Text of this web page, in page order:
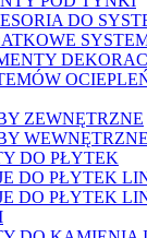
DO
ZEWNĘTRZNE
WEWNĘTRZNE
DO PŁYTEK
DO PŁYTEK
DO PŁYTEK